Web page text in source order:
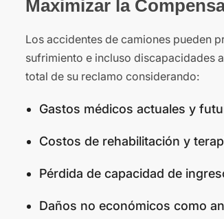
Maximizar la
Los accidentes de camiones pueden
sufrimiento e incluso discapacidades
total de su reclamo considerando:
Gastos médicos actuales y
Costos de rehabilitación y
Pérdida de capacidad de
Daños no económicos como